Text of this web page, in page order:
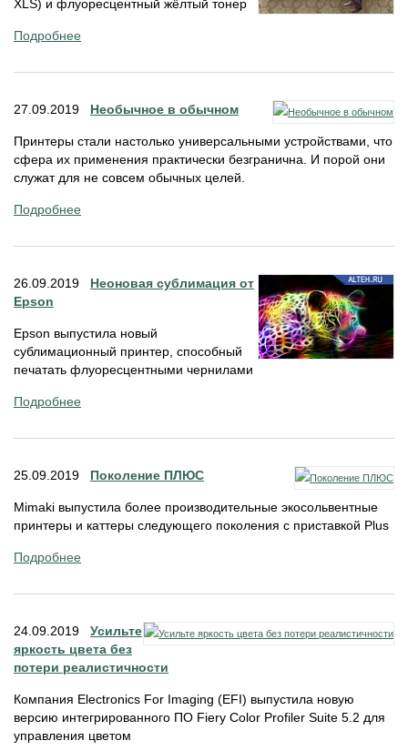
XLS) и флуоресцентный жёлтый тонер
Подробнее
27.09.2019 Необычное в обычном
Принтеры стали настолько универсальными устройствами, что
сфера их применения практически безгранична. И порой они
служат для не совсем обычных целей.
Подробнее
26.09.2019 Неоновая сублимация от
Epson
Epson выпустила новый
сублимационный принтер, способный
печатать флуоресцентными чернилами
Подробнее
25.09.2019 Поколение ПЛЮС
Mimaki выпустила более производительные экосольвентные
принтеры и каттеры следующего поколения с приставкой Plus
Подробнее
24.09.2019 Усильте
яркость цвета без
потери реалистичности
Компания Electronics For Imaging (EFI) выпустила новую
версию интегрированного ПО Fiery Color Profiler Suite 5.2 для
управления цветом